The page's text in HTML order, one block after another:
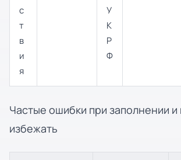
с
т
в
и
я
У
К
Р
Ф
Частые ошибки при заполнении и
избежать